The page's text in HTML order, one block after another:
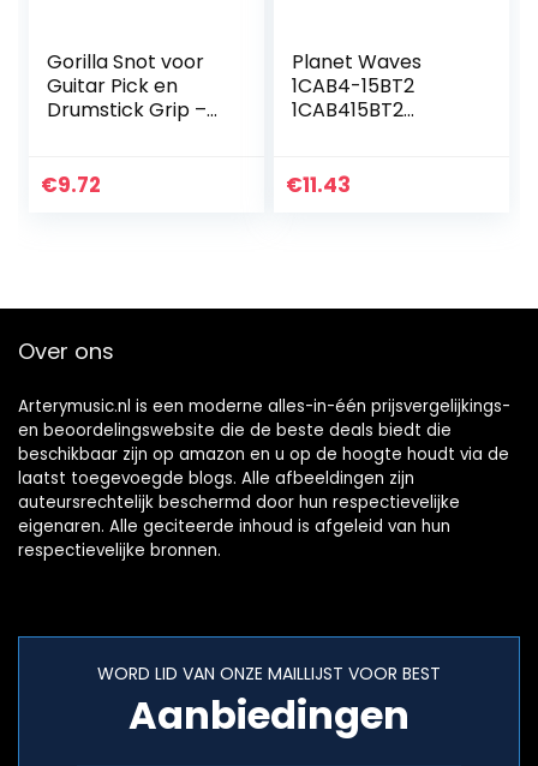
Gorilla Snot voor
Guitar Pick en
Drumstick Grip –
€9.72
Planet Waves
1CAB4-15BT2
1CAB415BT2
Stripes
€11.43
Over ons
Arterymusic.nl is een moderne alles-in-één prijsvergelijkings-
en beoordelingswebsite die de beste deals biedt die
beschikbaar zijn op amazon en u op de hoogte houdt via de
laatst toegevoegde blogs. Alle afbeeldingen zijn
auteursrechtelijk beschermd door hun respectievelijke
eigenaren. Alle geciteerde inhoud is afgeleid van hun
respectievelijke bronnen.
WORD LID VAN ONZE MAILLIJST VOOR BEST
Aanbiedingen